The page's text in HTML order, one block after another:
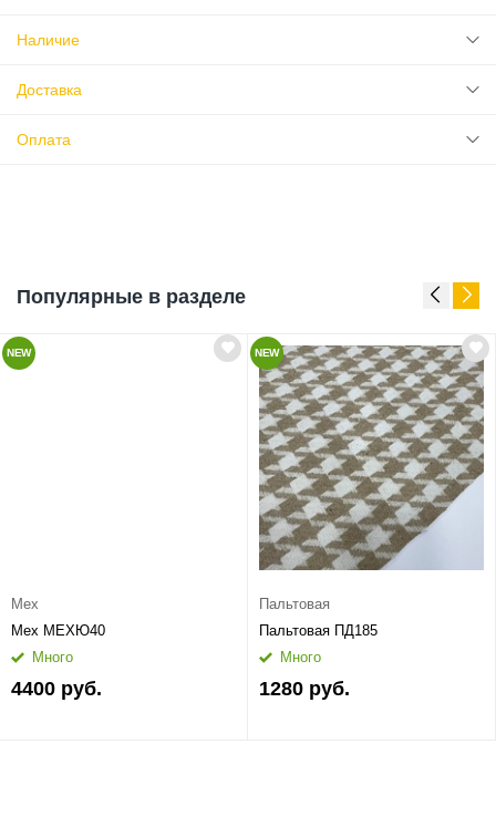
Наличие
Доставка
Оплата
Популярные в разделе
NEW
Мех
Мех МЕХЮ40
Много
4400 руб.
NEW
Пальтовая
Пальтовая ПД185
Много
1280 руб.